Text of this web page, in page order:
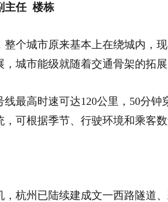
主任 楼栋
个城市原来基本上在绕城内，
城市能级就随着交通骨架的拓
最高时速可达120公里，50分钟
可根据季节、行驶环境和乘客
杭州已陆续建成文一西路隧道